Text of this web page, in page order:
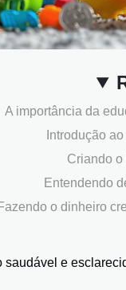
A importância da
Introdução
Criando o
Entendendo
Fazendo o dinheiro
saudável e